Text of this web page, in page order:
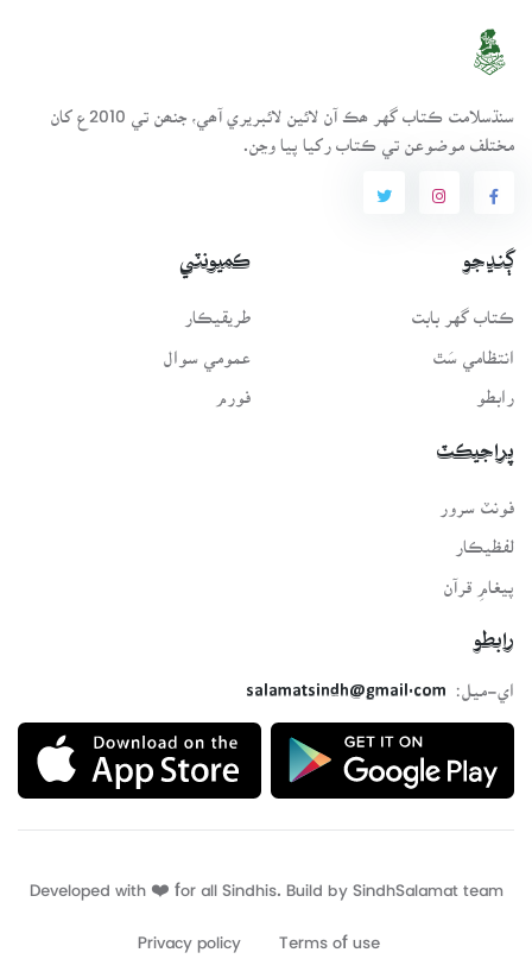
سنڌسلامت ڪتاب گهر ھڪ آن لائين لائبريري آھي، جنھن تي 2010ع کان
مختلف موضوعن تي ڪتاب رکيا پيا وڃن.
ڳنڍجو
ڪتاب گهر بابت
انتظامي سَٿ
رابطو
ڪميونٽي
طريقيڪار
عمومي سوال
فورم
پراجيڪٽ
لفظيڪار
پيغامِ قرآن
رابطو
اي-ميل:
salamatsindh@gmail.com
Developed with ❤️ for all Sindhis. Build by
Terms of use